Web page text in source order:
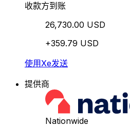
收款方到账
26,730.00 USD
+359.79 USD
使用Xe发送
提供商
Nationwide